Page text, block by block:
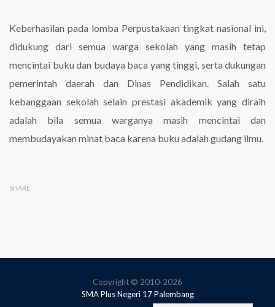
Keberhasilan pada lomba Perpustakaan tingkat nasional ini,
didukung dari semua warga sekolah yang masih tetap
mencintai buku dan budaya baca yang tinggi, serta dukungan
pemerintah daerah dan Dinas Pendidikan. Salah satu
kebanggaan sekolah selain prestasi akademik yang diraih
adalah bila semua warganya masih mencintai dan
membudayakan minat baca karena buku adalah gudang ilmu.
SHARE
Copyright © 2010-2026
SMA Plus Negeri 17 Palembang